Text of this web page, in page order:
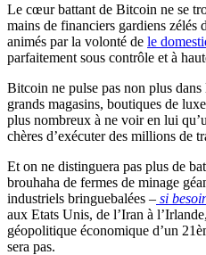
Le cœur battant de Bitcoin ne se
mains de financiers gardiens zélés
animés par la volonté de le
parfaitement sous contrôle et à
Bitcoin ne pulse pas non plus
grands magasins, boutiques de
plus nombreux à ne voir en lui
chères d’exécuter des millions de
Et on ne distinguera pas plus de
brouhaha de fermes de minage
industriels bringuebalées – si
aux Etats Unis, de l’Iran à
géopolitique économique d’un
sera pas.